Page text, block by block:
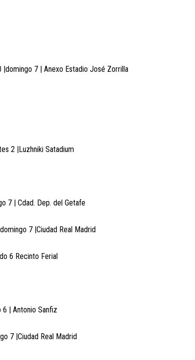
|domingo 7 | Anexo Estadio José Zorrilla
2 |Luzhniki Satadium
7 | Cdad. Dep. del Getafe
7 |Ciudad Real Madrid
6 Recinto Ferial
6 | Antonio Sanfiz
7 |Ciudad Real Madrid